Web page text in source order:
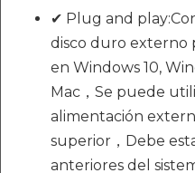
✔ Plug and
disco duro externo
en Windows 10,
Mac，Se puede
alimentación
superior，Debe
anteriores del